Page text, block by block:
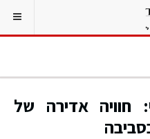
חוויה אדירה של